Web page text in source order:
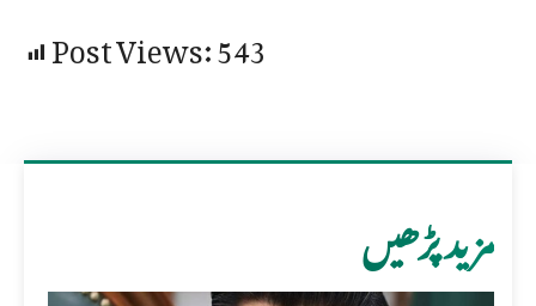
Post Views:543
مزید پڑھیں